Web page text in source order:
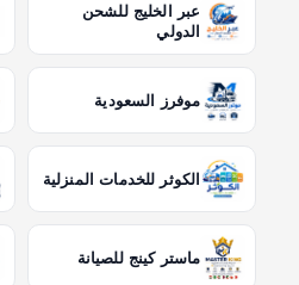
عبر الخليج للشحن
الدولي
موفرز السعودية
الكوثر للخدمات المنزلية
ماستر كينج للصيانة